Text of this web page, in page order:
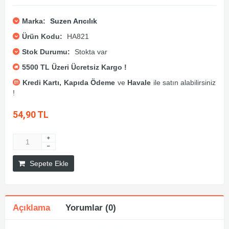
Marka:
Suzen Arıcılık
Ürün Kodu:
HA821
Stok Durumu:
Stokta var
5500 TL Üzeri Ücretsiz Kargo !
Kredi Kartı, Kapıda Ödeme ve Havale ile satın alabilirsiniz
!
54,90 TL
Sepete Ekle
Açıklama Yorumlar (0)